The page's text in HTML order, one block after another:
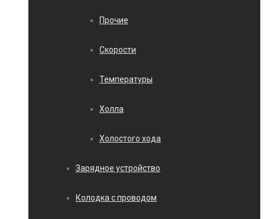
Прочие
Скорости
Температуры
Холла
Холостого хода
Зарядное устройство
Колодка с проводом